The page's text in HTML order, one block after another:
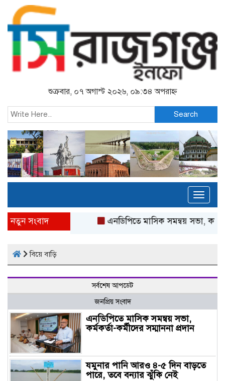
শুক্রবার, ০৭ অগাস্ট ২০২৬, ০৯:৩৪ অপরাহ্ন
Search
নতুন সংবাদ এনডিপিতে মাসিক সমন্বয় সভা,
বিয়ে বাড়ি
সর্বশেষ আপডেট
জনপ্রিয় সংবাদ
এনডিপিতে মাসিক সমন্বয় সভা,
কর্মকর্তা-কর্মীদের সম্মাননা প্রদান
যমুনার পানি আরও ৪-৫ দিন বাড়তে
পারে, তবে বন্যার ঝুঁকি নেই